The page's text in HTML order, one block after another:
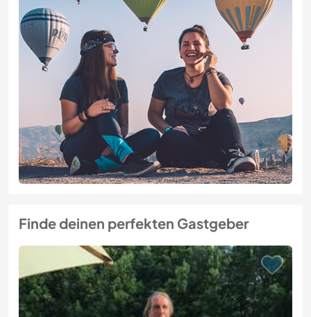
Finde deinen perfekten Gastgeber